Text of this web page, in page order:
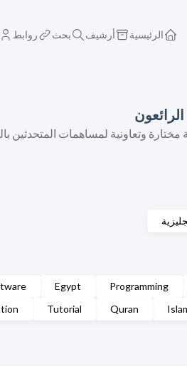
الرئيسية أرشيف بحث روابط
مختارة وتعاونية لمساهمات
Programming
Egypt
Quran
Tutorial